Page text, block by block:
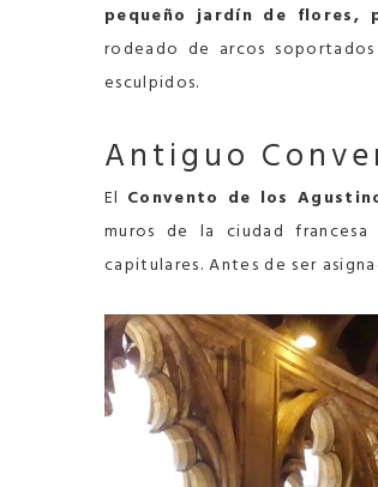
pequeño jardín de flores,
rodeado de arcos
esculpidos.
Antiguo
El Convento de los
muros de la ciudad
capitulares. Antes de ser